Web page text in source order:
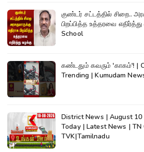
குண்டர் சட்டத்தில் சிறை..
பிறப்பித்த உத்தரவை
School
கண்டதும் கவரும் 'காகம்'! |
Trending | Kumudam
District News | August
Today | Latest News | TN
TVK|Tamilnadu